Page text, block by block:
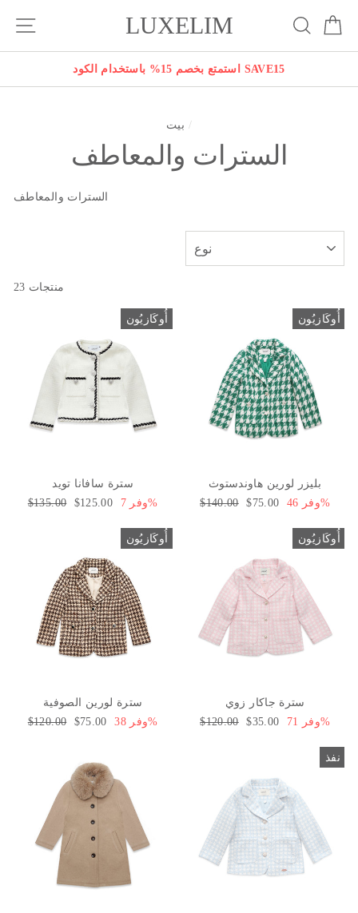
إلى
LUXELIM يبحث
استمتع بخصم 15% باستخدام الكود SAVE15
بيت /
السترات والمعاطف
السترات والمعاطف
23 منتجات
أُوكَازيُون
سترة سافانا تويد
السعر
$135.00
سعر
$125.00 وفر 7%
أُوكَازيُون
بليزر لورين هاوندستوث
السعر
$140.00 سعر
$75.00 وفر 46%
أُوكَازيُون
سترة لورين الصوفية
السعر
$120.00
سعر
$75.00 وفر 38%
أُوكَازيُون
سترة جاكار زوي
السعر
$120.00 سعر
$35.00 وفر 71%
نفذ